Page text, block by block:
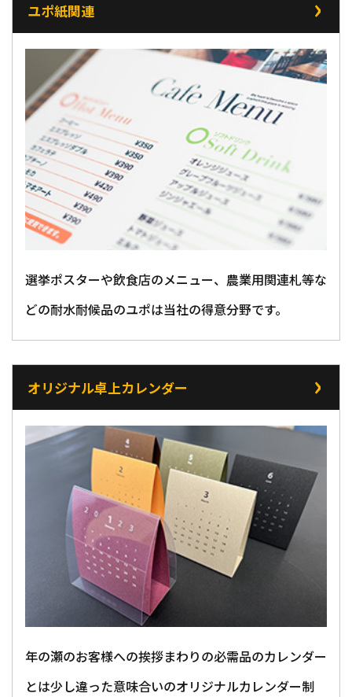
ユポ紙関連
選挙ポスターや飲食店のメニュー、農業用関連札等な
どの耐水耐候品のユポは当社の得意分野です。
オリジナル卓上カレンダー
年の瀬のお客様への挨拶まわりの必需品のカレンダー
とは少し違った意味合いのオリジナルカレンダー制